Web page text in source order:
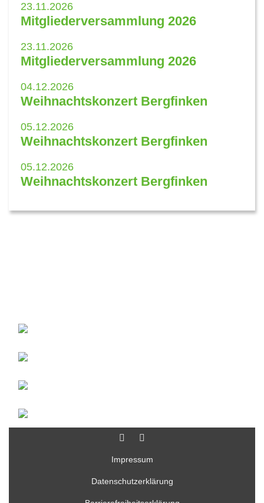
23.11.2026
Mitgliederversammlung 2026
23.11.2026
Mitgliederversammlung 2026
04.12.2026
Weihnachtskonzert Bergfinken
05.12.2026
Weihnachtskonzert Bergfinken
05.12.2026
Weihnachtskonzert Bergfinken
Impressum
Datenschutzerklärung